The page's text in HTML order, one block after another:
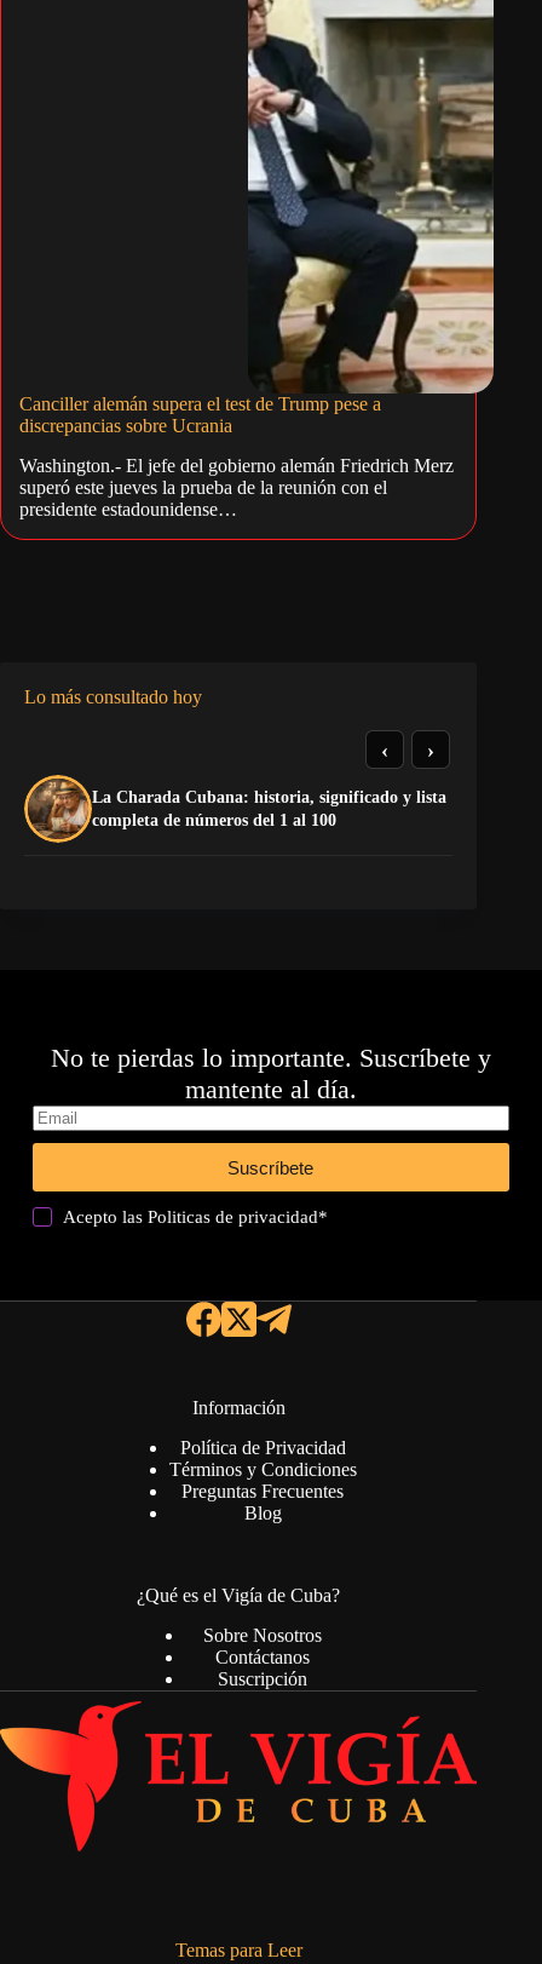
Canciller alemán supera el test de Trump pese a
discrepancias sobre Ucrania
Washington.- El jefe del gobierno alemán Friedrich Merz
superó este jueves la prueba de la reunión con el
presidente estadounidense…
Lo más consultado hoy
La Charada Cubana: historia, significado y lista
completa de números del 1 al 100
‹ ›
No te pierdas lo importante. Suscríbete y
mantente al día.
Suscríbete
Acepto lasPoliticas de privacidad*
Información
Política de Privacidad
Términos y Condiciones
Preguntas Frecuentes
Blog
¿Qué es el Vigía de Cuba?
Sobre Nosotros
Contáctanos
Suscripción
Temas para Leer